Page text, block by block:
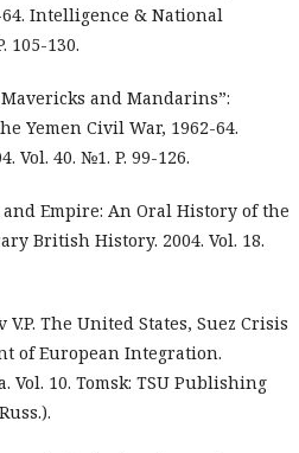
Intelligence & National
105-130.
and Mandarins”:
Yemen Civil War, 1962-64.
Vol. 40. №1. P. 99-126.
Empire: An Oral History of the
British History. 2004. Vol. 18.
V.P. The United States, Suez Crisis
of European Integration.
10. Tomsk: TSU Publishing